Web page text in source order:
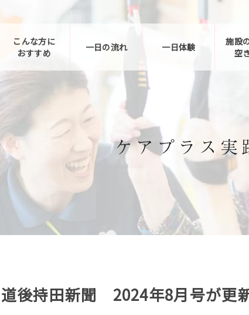
こんな方に
おすすめ
一日の流れ 一日体験
施設
空
お問い合わせ
後持田新聞 2024年8月号が更